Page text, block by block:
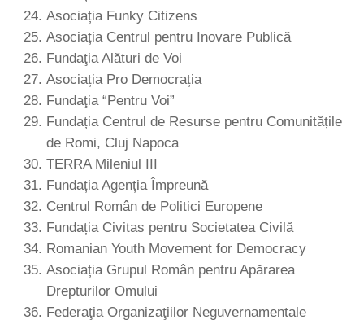
Asociația Funky Citizens
Asociația Centrul pentru Inovare Publică
Fundaţia Alături de Voi
Asociația Pro Democrația
Fundaţia “Pentru Voi”
Fundația Centrul de Resurse pentru Comunitățile
de Romi, Cluj Napoca
TERRA Mileniul III
Fundația Agenția Împreună
Centrul Român de Politici Europene
Fundația Civitas pentru Societatea Civilă
Romanian Youth Movement for Democracy
Asociația Grupul Român pentru Apărarea
Drepturilor Omului
Federaţia Organizaţiilor Neguvernamentale